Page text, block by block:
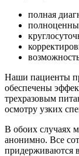
полная
Наши пациенты
обеспечены
трехразовым
осмотру узких
В обоих случаях
анонимно. Все
придерживаются